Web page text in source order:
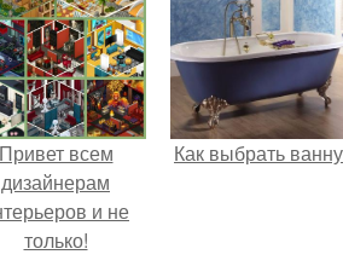
Привет всем
дизайнерам
и не
только!
Как выбрать